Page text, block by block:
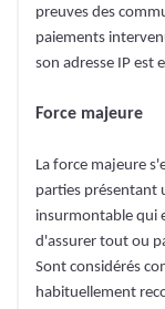
preuves des
paiements
son adresse IP est
Force majeure
La force majeure
parties présentant
insurmontable qui
d'assurer tout ou
Sont considérés
habituellement